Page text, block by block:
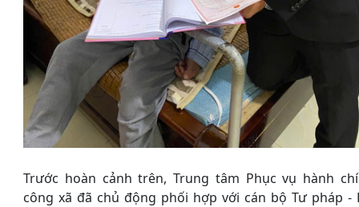
Trước hoàn cảnh trên, Trung tâm Phục vụ hành
công xã đã chủ động phối hợp với cán bộ Tư pháp -